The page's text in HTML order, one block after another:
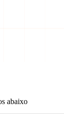
abaixo